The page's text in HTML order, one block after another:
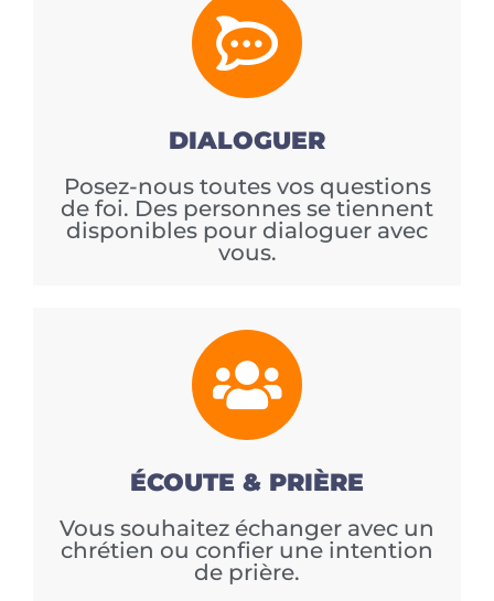
DIALOGUER
Posez-nous toutes vos questions
de foi. Des personnes se tiennent
disponibles pour dialoguer avec
vous.
ÉCOUTE & PRIÈRE
Vous souhaitez échanger avec un
chrétien ou confier une intention
de prière.